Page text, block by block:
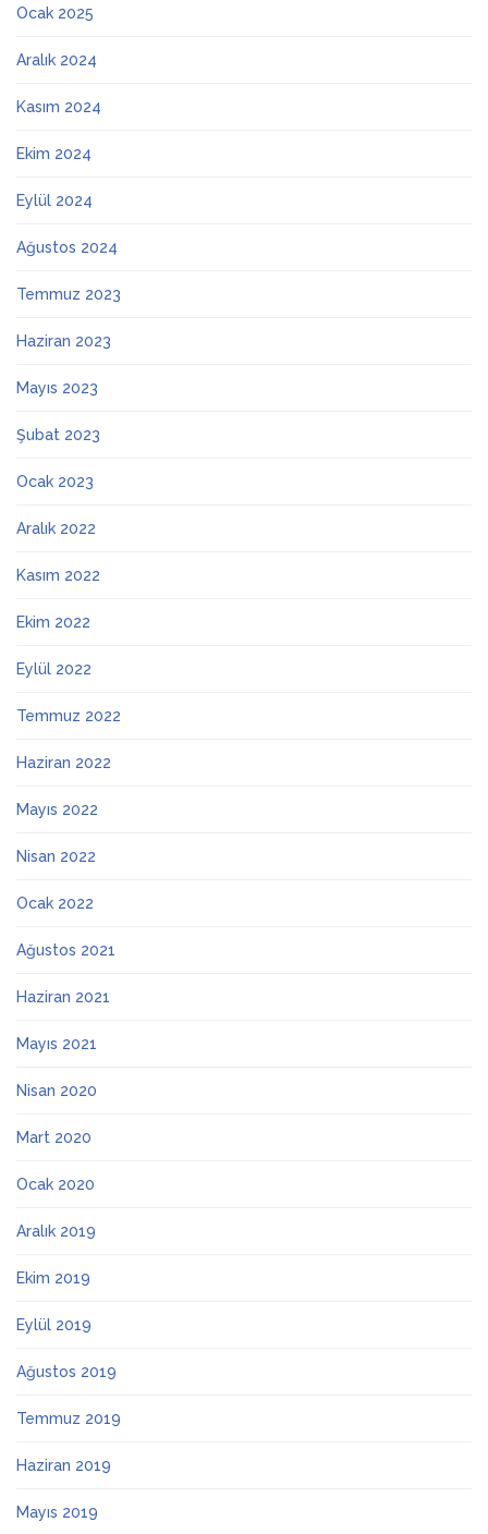
Ocak 2025
Aralık 2024
Kasım 2024
Ekim 2024
Eylül 2024
Ağustos 2024
Temmuz 2023
Haziran 2023
Mayıs 2023
Şubat 2023
Ocak 2023
Aralık 2022
Kasım 2022
Ekim 2022
Eylül 2022
Temmuz 2022
Haziran 2022
Mayıs 2022
Nisan 2022
Ocak 2022
Ağustos 2021
Haziran 2021
Mayıs 2021
Nisan 2020
Mart 2020
Ocak 2020
Aralık 2019
Ekim 2019
Eylül 2019
Ağustos 2019
Temmuz 2019
Haziran 2019
Mayıs 2019